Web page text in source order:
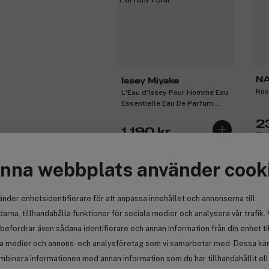
webbplats använder
enhetsidentifierare för att anpassa innehållet och annonserna till
tillhandahålla funktioner för sociala medier och analysera vår trafik.
även sådana identifierare och annan information från din enhet
medier och annons- och analysföretag som vi samarbetar med. Dessa
informationen med annan information som du har tillhandahållit
Issey Miyake
L'Eau d'Issey Pour Homme Eau
Essentielle Eau De Parfum
1 190 kr
-15% -